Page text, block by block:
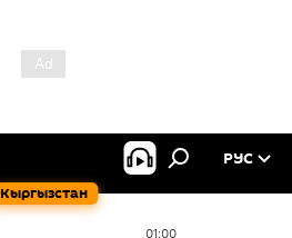
Кыргызстан
РУС
01:00